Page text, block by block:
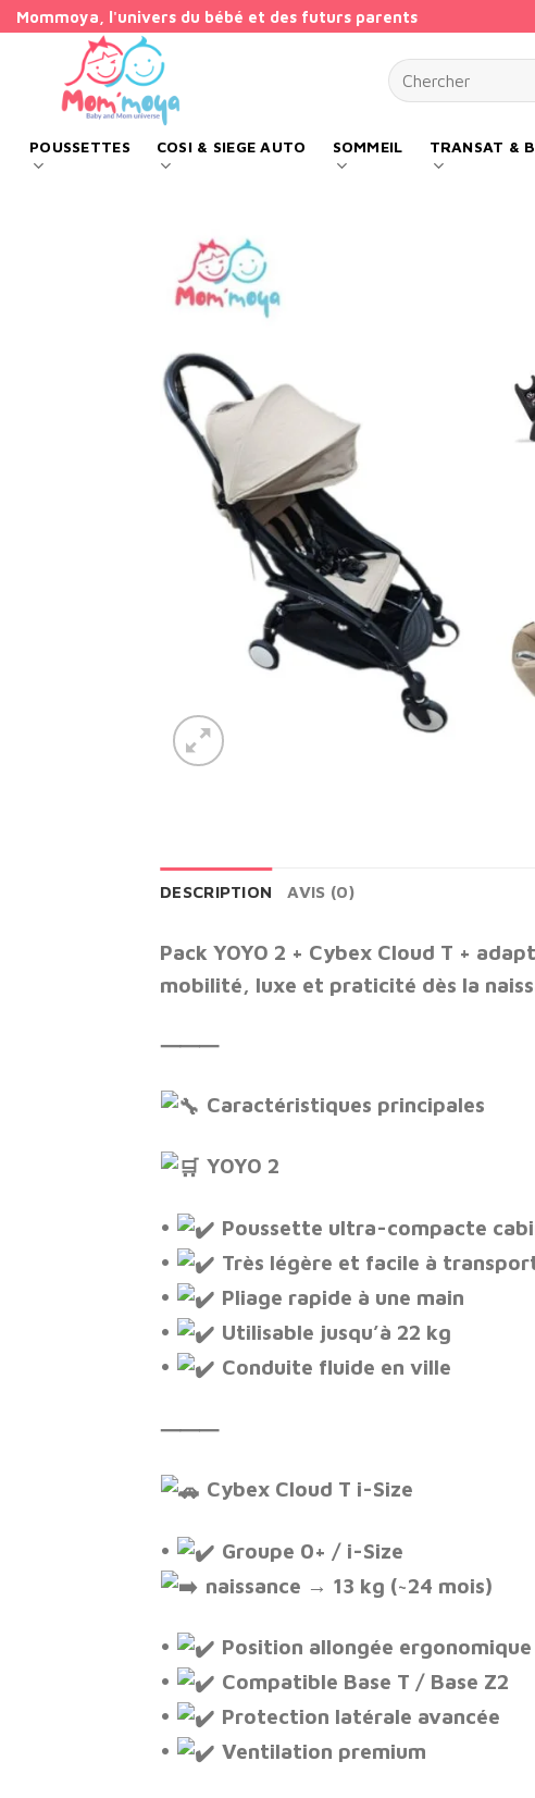
Passer
contenu
Mommoya, l'univers du bébé et des futurs parents
Recherche pour :
POUSSETTES COSI & SIEGE AUTO SOMMEIL TRANSAT &
DESCRIPTION AVIS (0)
Pack YOYO 2 + Cybex Cloud T +
mobilité, luxe et praticité dès la
⸻
Caractéristiques principales
YOYO 2
•
Poussette ultra-compacte
•
Très légère et facile à
•
Pliage rapide à une main
•
Utilisable jusqu’à 22 kg
•
Conduite fluide en ville
⸻
Cybex Cloud T i-Size
•
Groupe 0+ / i-Size
naissance → 13 kg (~24 mois)
•
Position allongée ergonomique
•
Compatible Base T / Base Z2
•
Protection latérale avancée
•
Ventilation premium